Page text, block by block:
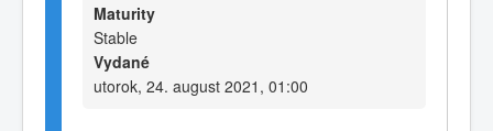
Maturity
Stable
Vydané
utorok, 24. august 2021, 01:00